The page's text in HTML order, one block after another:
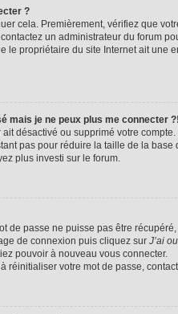
?
cela. Premièrement, vérifiez que
un administrateur du forum
le propriétaire du site Internet ait une
mais je ne peux plus me connecter
désactivé ou supprimé votre
pas pour réduire la taille de la base
plus investi sur le forum.
de passe ne puisse pas être
de connexion puis cliquez sur J’ai
pouvoir à nouveau vous connecter.
réinitialiser votre mot de passe,